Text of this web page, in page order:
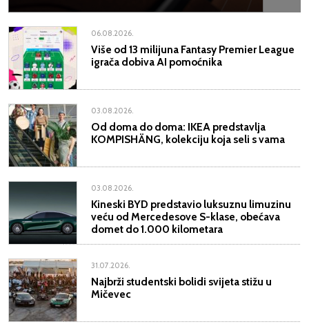
06.08.2026.
Više od 13 milijuna Fantasy Premier League
igrača dobiva AI pomoćnika
03.08.2026.
Od doma do doma: IKEA predstavlja
KOMPISHÄNG, kolekciju koja seli s vama
03.08.2026.
Kineski BYD predstavio luksuznu limuzinu
veću od Mercedesove S-klase, obećava
domet do 1.000 kilometara
31.07.2026.
Najbrži studentski bolidi svijeta stižu u
Mičevec